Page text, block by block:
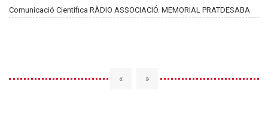
Comunicació Científica RÀDIO ASSOCIACIÓ. MEMORIAL PRATDESABA
« »